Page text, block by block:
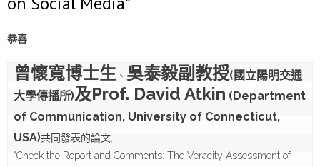
恭喜
曾懷寬博士生 、 吳泰毅副教授(國立陽明交通
大學傳播所)及Prof. David Atkin (Department
of Communication, University of Connecticut,
USA)共同發表的論文,
“Check the Report and Comments: The Veracity Assessment of